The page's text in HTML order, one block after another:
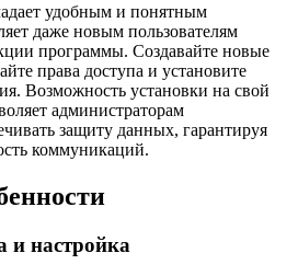
удобным и понятным
даже новым пользователям
программы. Создавайте новые
права доступа и установите
Возможность установки на свой
администраторам
защиту данных, гарантируя
коммуникаций.
и настройка